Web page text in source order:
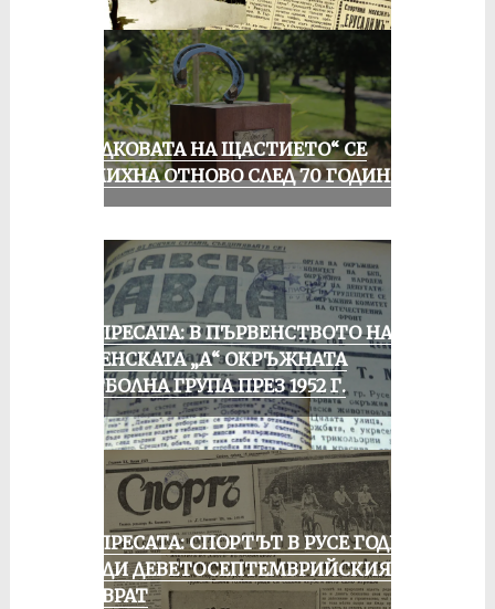
„ПОДКОВАТА НА ЩАСТИЕТО“ СЕ
УСМИХНА ОТНОВО СЛЕД 70 ГОДИНИ
ОТ ПРЕСАТА: В ПЪРВЕНСТВОТО НА
РУСЕНСКАТА „А“ ОКРЪЖНАТА
ФУТБОЛНА ГРУПА ПРЕЗ 1952 Г.
ОТ ПРЕСАТА: СПОРТЪТ В РУСЕ ГОДИНА
ПРЕДИ ДЕВЕТОСЕПТЕМВРИЙСКИЯ
ПРЕВРАТ